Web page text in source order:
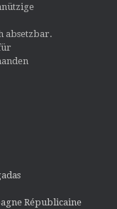
absetzbar.
Républicaine